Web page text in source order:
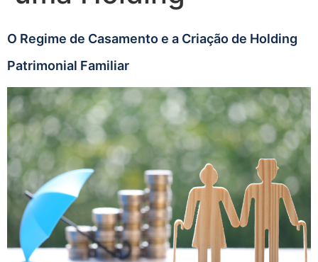
O Regime de Casamento e a Criação de Holding
Patrimonial Familiar